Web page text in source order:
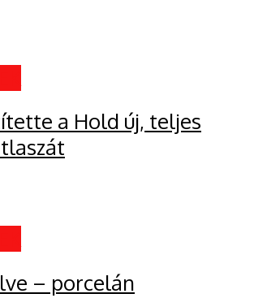
a Hold új, teljes
– porcelán